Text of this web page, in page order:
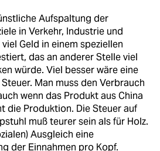
Aufspaltung der
in Verkehr, Industrie und
Geld in einem speziellen
das an anderer Stelle viel
würde. Viel besser wäre eine
Man muss den Verbrauch
wenn das Produkt aus China
die Produktion. Die Steuer auf
muß teurer sein als für Holz.
Ausgleich eine
der Einnahmen pro Kopf.